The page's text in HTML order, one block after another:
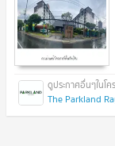
The Parkland